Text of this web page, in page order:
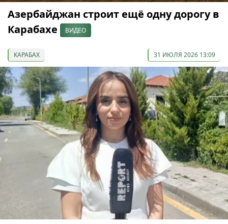
Азербайджан строит ещё одну дорогу в
Карабахе
ВИДЕО
КАРАБАХ 31 ИЮЛЯ 2026 13:09